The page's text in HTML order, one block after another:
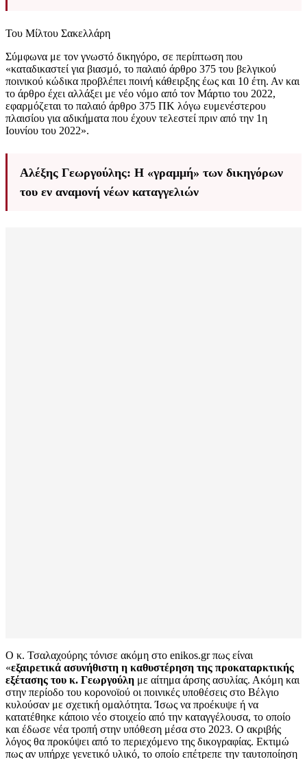
Του Μίλτου Σακελλάρη
Σύμφωνα με τον γνωστό δικηγόρο, σε περίπτωση που
«καταδικαστεί για βιασμό, το παλαιό άρθρο 375 του βελγικού
ποινικού κώδικα προβλέπει ποινή κάθειρξης έως και 10 έτη. Αν και
το άρθρο έχει αλλάξει με νέο νόμο από τoν Μάρτιο του 2022,
εφαρμόζεται το παλαιό άρθρο 375 ΠΚ λόγω ευμενέστερου
πλαισίου για αδικήματα που έχουν τελεστεί πριν από την 1η
Ιουνίου του 2022».
Αλέξης Γεωργούλης: Η «γραμμή» των δικηγόρων
του εν αναμονή νέων καταγγελιών
Ο κ. Τσαλαχούρης τόνισε ακόμη στο enikos.gr πως είναι
«εξαιρετικά ασυνήθιστη η καθυστέρηση της προκαταρκτικής
εξέτασης του κ. Γεωργούλη με αίτημα άρσης ασυλίας. Ακόμη και
στην περίοδο του κορονοϊού οι ποινικές υποθέσεις στο Βέλγιο
κυλούσαν με σχετική ομαλότητα. Ίσως να προέκυψε ή να
κατατέθηκε κάποιο νέο στοιχείο από την καταγγέλουσα, το οποίο
και έδωσε νέα τροπή στην υπόθεση μέσα στο 2023. Ο ακριβής
λόγος θα προκύψει από το περιεχόμενο της δικογραφίας. Εκτιμώ
πως αν υπήρχε γενετικό υλικό, το οποίο επέτρεπε την ταυτοποίηση